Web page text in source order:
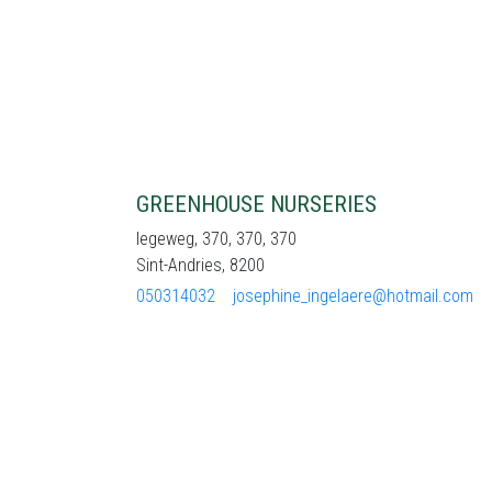
GREENHOUSE NURSERIES
legeweg, 370, 370, 370
Sint-Andries, 8200
050314032
josephine_ingelaere@hotmail.com